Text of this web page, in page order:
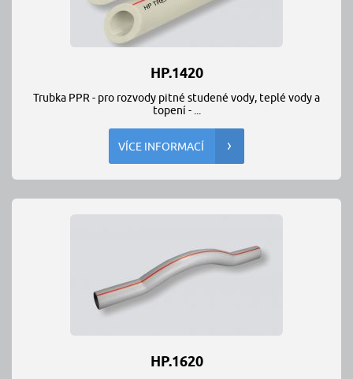
HP.1420
Trubka PPR - pro rozvody pitné studené vody, teplé vody a
topení - ...
VÍCE INFORMACÍ
HP.1620